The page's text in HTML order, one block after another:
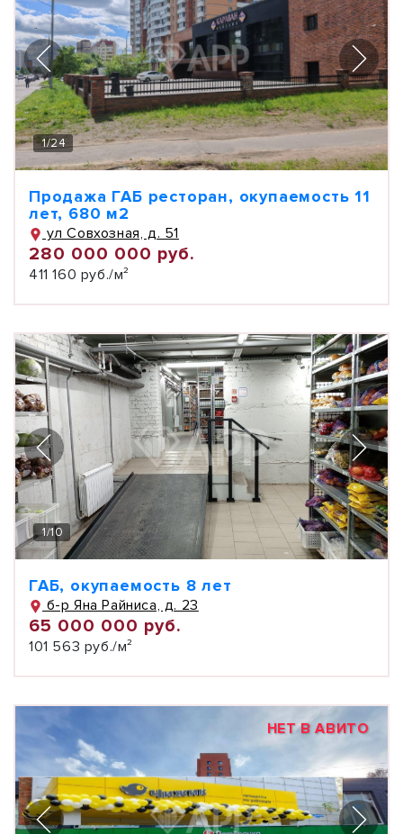
1/24
Продажа ГАБ ресторан, окупаемость 11
лет, 680 м2
ул Совхозная, д. 51
280 000 000 руб.
411 160 руб./м²
1/10
ГАБ, окупаемость 8 лет
б-р Яна Райниса, д. 23
65 000 000 руб.
101 563 руб./м²
НЕТ В АВИТО